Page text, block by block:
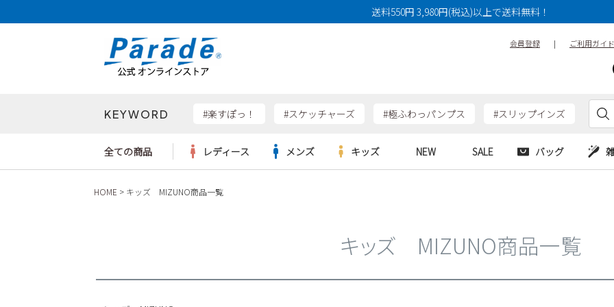
送料550円 3,980円(税込)以上で送料無料！
会員登録 | ご利用ガイド
KEYWORD #楽すぽっ！ #スケッチャーズ #極ふわっパンプス #スリップインズ
検索
全ての商品 レディース
スニーカー
ウェア
moz
new balance
メンズ
ビジネス・ドレスシューズ
ワークシューズ
ブーツ
ウェア
GAP
EDWIN
キッズ
スクール
NEW SALE バッグ
ビジネスバッグ
ショルダーバッグ
HOME キッズ MIZUNO商品一覧
キッズ MIZUNO商品一覧
14cm 14.5cm
20.5cm
21cm
27cm
29cm
29.5cm 30cm
特徴
検索